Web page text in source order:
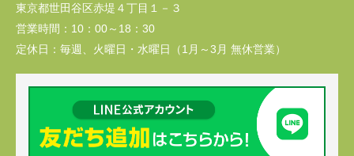
東京都世田谷区赤堤４丁目１－３
営業時間： 10：00～18：30
定休日： 毎週、火曜日・水曜日（1月～3月 無休営業）